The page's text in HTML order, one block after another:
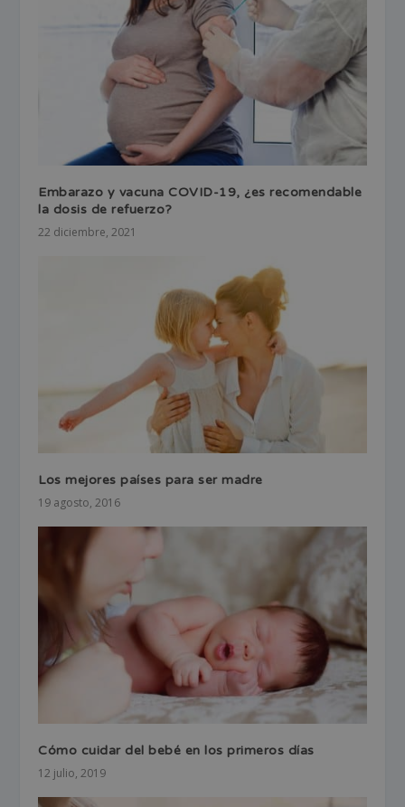
Embarazo y vacuna COVID-19, ¿es recomendable
la dosis de refuerzo?
22 diciembre, 2021
Los mejores países para ser madre
19 agosto, 2016
Cómo cuidar del bebé en los primeros días
12 julio, 2019